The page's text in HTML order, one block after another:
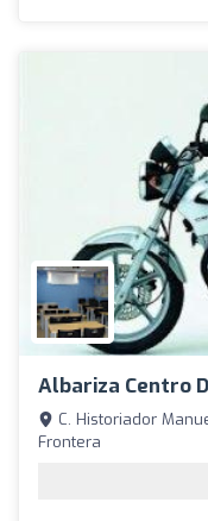
Albariza Centro
C. Historiador
Frontera